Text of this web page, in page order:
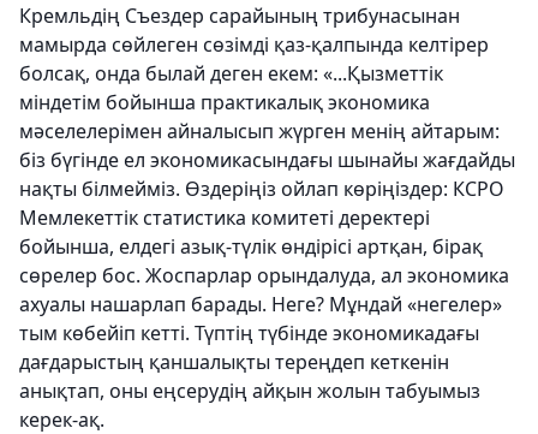
Кремльдің Съездер сарайының трибунасынан
мамырда сөйлеген сөзімді қаз-қалпында келтірер
болсақ, онда былай деген екем: «...Қызметтік
міндетім бойынша практикалық экономика
мәселелерімен айналысып жүрген менің айтарым:
біз бүгінде ел экономикасындағы шынайы жағдайды
нақты білмейміз. Өздеріңіз ойлап көріңіздер: КСРО
Мемлекеттік статистика комитеті деректері
бойынша, елдегі азық-түлік өндірісі артқан, бірақ
сөрелер бос. Жоспарлар орындалуда, ал экономика
ахуалы нашарлап барады. Неге? Мұндай «негелер»
тым көбейіп кетті. Түптің түбінде экономикадағы
дағдарыстың қаншалықты тереңдеп кеткенін
анықтап, оны еңсерудің айқын жолын табуымыз
керек-ақ.